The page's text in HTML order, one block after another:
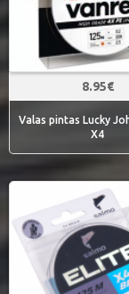
8.95€
Valas pintas Lucky
X4